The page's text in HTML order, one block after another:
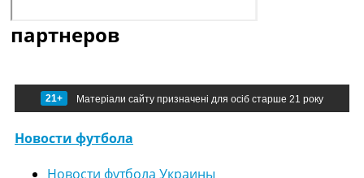
партнеров
21+ Матеріали сайту призначені для осіб старше 21 року
Новости футбола
Новости футбола Украины